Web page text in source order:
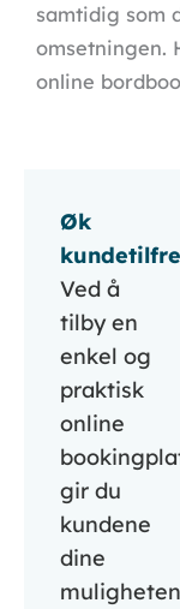
samtidig som
omsetningen.
online
Øk
Ved å
tilby en
enkel og
praktisk
online
gir du
kundene
dine
muligheten